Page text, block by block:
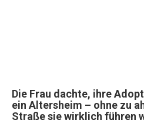
Die Frau dachte, ihre
ein Altersheim – ohne zu
Straße sie wirklich führen